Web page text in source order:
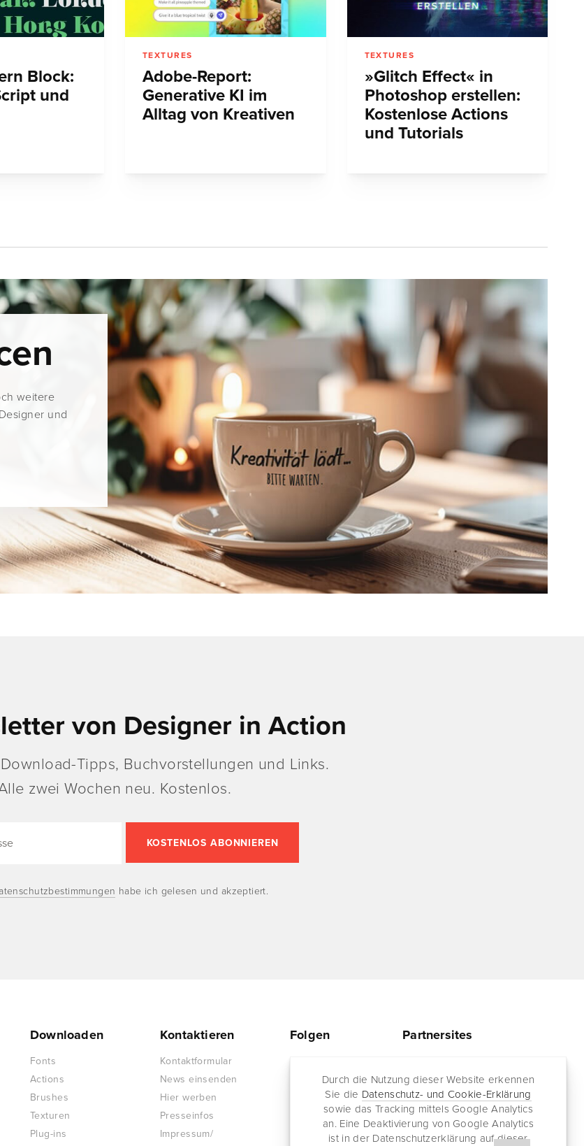
Durch die Nutzung dieser Website erkennen
Sie die Datenschutz- und Cookie-Erklärung
sowie das Tracking mittels Google Analytics
an. Eine Deaktivierung von Google Analytics
ist in der Datenschutzerklärung auf dieser
Block:
und
TEXTURES
Adobe-Report:
Generative KI im
Alltag von Kreativen
TEXTURES
»Glitch Effect« in
Photoshop erstellen:
Kostenlose Actions
und Tutorials
weitere
und
von Designer in Action
Tipps, Buchvorstellungen und Links.
zwei Wochen neu. Kostenlos.
habe ich gelesen und akzeptiert.
Downloaden
Fonts
Actions
Brushes
Texturen
Plug-ins
Kontaktieren
Kontaktformular
News einsenden
Hier werben
Presseinfos
Impressum/
Folgen
Facebook
RSS-Feed
Newsletter
Partnersites
Jazz for me